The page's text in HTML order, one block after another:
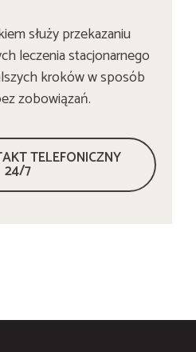
służy przekazaniu
leczenia stacjonarnego
kroków w sposób
zobowiązań.
TELEFONICZNY
24/7